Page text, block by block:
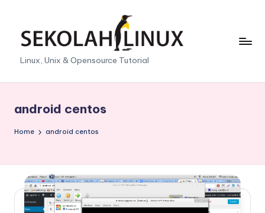
S
e
l
h
L
Linux, Unix & Opensource Tutorial
android centos
Home android centos